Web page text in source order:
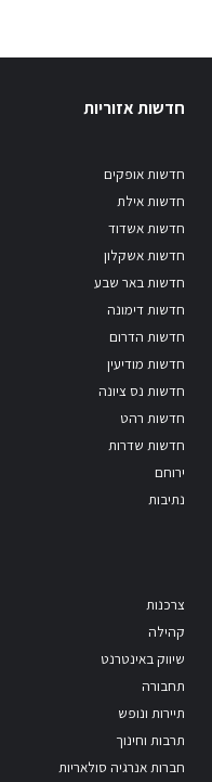
חדשות אזוריות
חדשות אופקים
חדשות אילת
חדשות אשדוד
חדשות אשקלון
חדשות באר שבע
חדשות דימונה
חדשות הדרום
חדשות מודיעין
חדשות נס ציונה
חדשות רהט
חדשות שדרות
ירוחם
נתיבות
צרכנות
קהילה
שיווק באינטרנט
תחבורה
תיירות ונופש
תרבות וחינוך
חברות אנרגיה סולאריות